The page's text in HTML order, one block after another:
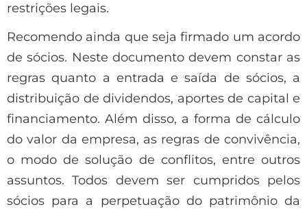
restrições legais.
Recomendo ainda que seja firmado um acordo
de sócios. Neste documento devem constar as
regras quanto a entrada e saída de sócios, a
distribuição de dividendos, aportes de capital e
financiamento. Além disso, a forma de cálculo
do valor da empresa, as regras de convivência,
o modo de solução de conflitos, entre outros
assuntos. Todos devem ser cumpridos pelos
sócios para a perpetuação do patrimônio da